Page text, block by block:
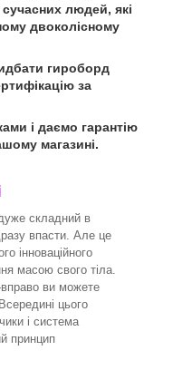
людей, які
двоколісному
гироборд
за
і даємо гарантію
магазині.
складний в
впасти. Але це
інноваційного
масою свого тіла.
ви можете
цього
і система
принцип